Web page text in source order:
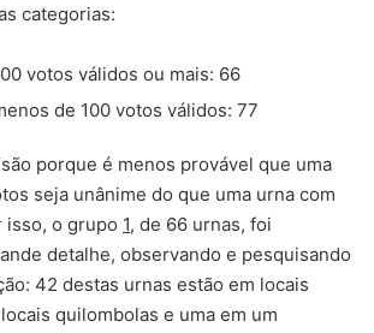
categorias:
votos válidos ou mais: 66
de 100 votos válidos: 77
porque é menos provável que uma
seja unânime do que uma urna com
isso, o grupo 1, de 66 urnas, foi
detalhe, observando e pesquisando
42 destas urnas estão em locais
quilombolas e uma em um